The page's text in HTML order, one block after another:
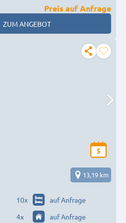
Preis auf Anfrage
ZUM ANGEBOT
5
13,19 km
10x
auf Anfrage
4x
auf Anfrage